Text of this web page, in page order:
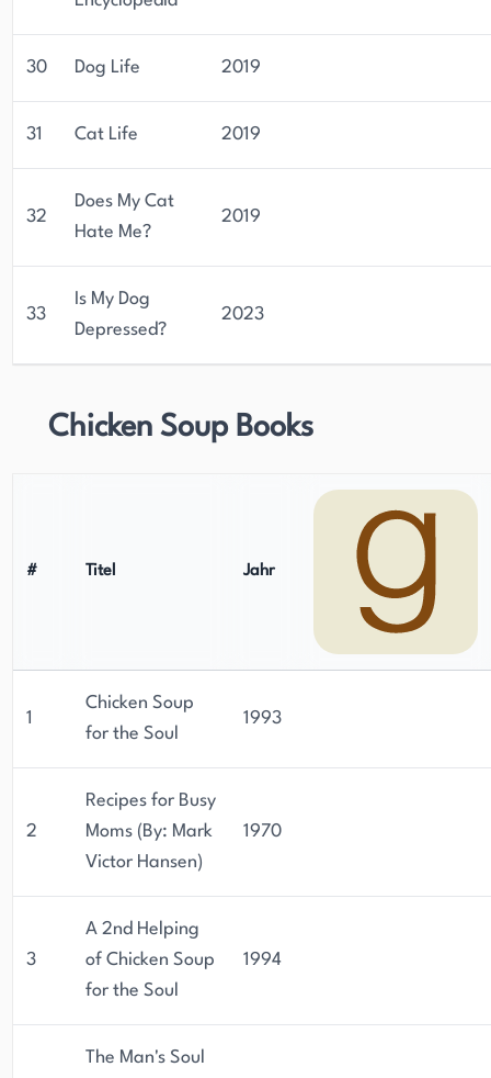
30 Dog Life 2019
31 Cat Life 2019
32
Does My Cat
Hate Me?
2019
33
Is My Dog
Depressed?
2023
Chicken Soup Books
# Titel Jahr
1
Chicken Soup
for the Soul
1993
2
Recipes for Busy
Moms (By: Mark
Victor Hansen)
1970
3
A 2nd Helping
of Chicken Soup
for the Soul
1994
The Man's Soul